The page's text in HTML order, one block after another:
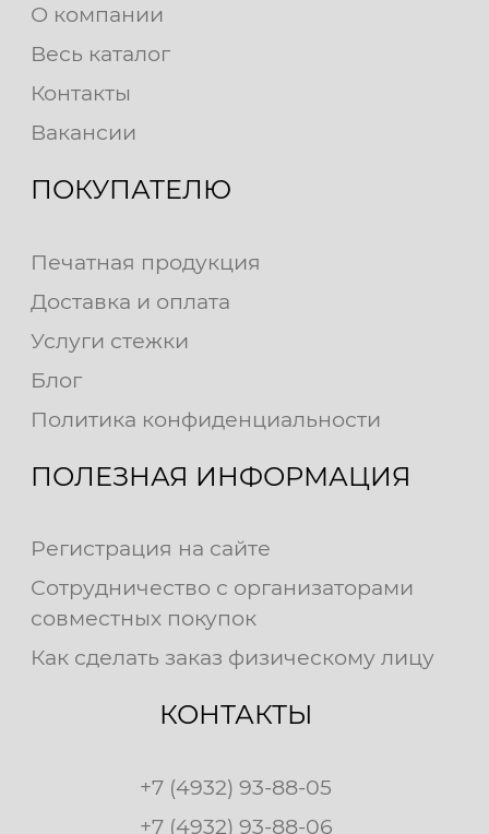
О компании
Весь каталог
Контакты
Вакансии
ПОКУПАТЕЛЮ
Печатная продукция
Доставка и оплата
Услуги стежки
Блог
Политика конфиденциальности
ПОЛЕЗНАЯ ИНФОРМАЦИЯ
Регистрация на сайте
Сотрудничество с организаторами
совместных покупок
Как сделать заказ физическому лицу
КОНТАКТЫ
+7 (4932) 93-88-05
+7 (4932) 93-88-06